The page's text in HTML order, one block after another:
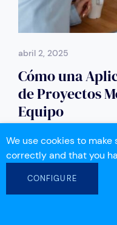
abril 2, 2025
Cómo una
de Proyectos
Equipo
Colaboración
We use cookies to
correctly and that you
CONFIGURE